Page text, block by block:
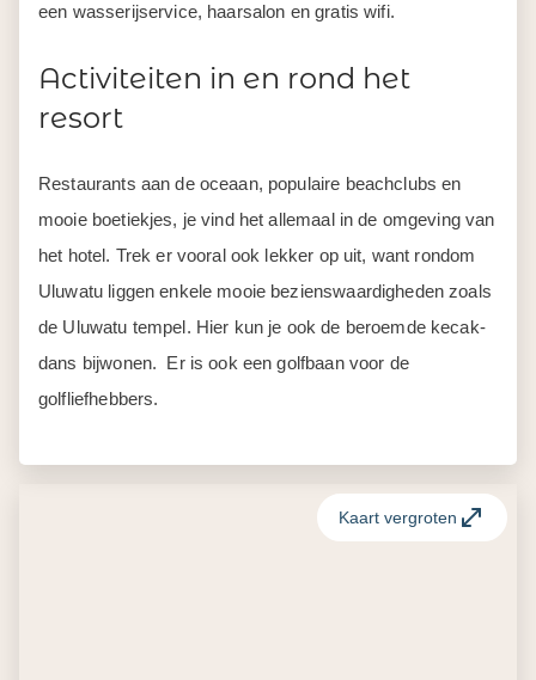
een wasserijservice, haarsalon en gratis wifi.
Activiteiten in en rond het
resort
Restaurants aan de oceaan, populaire beachclubs en
mooie boetiekjes, je vind het allemaal in de omgeving van
het hotel. Trek er vooral ook lekker op uit, want rondom
Uluwatu liggen enkele mooie bezienswaardigheden zoals
de Uluwatu tempel. Hier kun je ook de beroemde kecak-
dans bijwonen. Er is ook een golfbaan voor de
golfliefhebbers.
Kaart vergroten